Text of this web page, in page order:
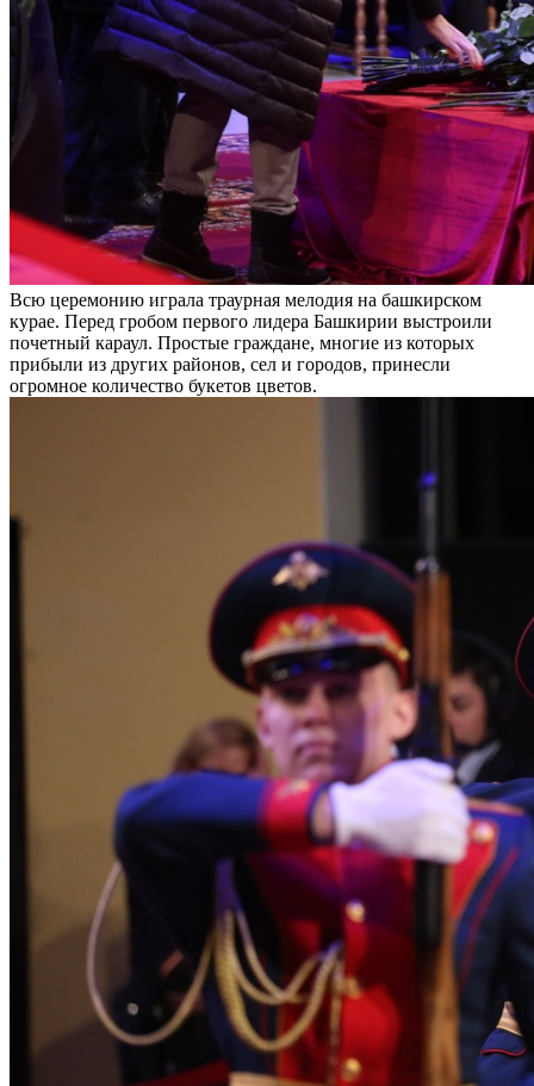
Всю церемонию играла траурная мелодия на башкирском
курае. Перед гробом первого лидера Башкирии выстроили
почетный караул. Простые граждане, многие из которых
прибыли из других районов, сел и городов, принесли
огромное количество букетов цветов.